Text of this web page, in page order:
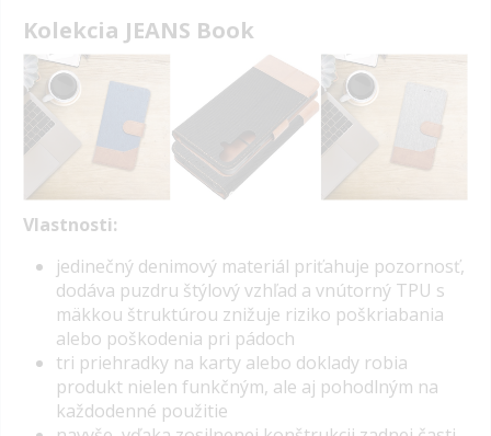
Kolekcia JEANS Book
Vlastnosti:
jedinečný denimový materiál priťahuje pozornosť,
dodáva puzdru štýlový vzhľad a vnútorný TPU s
mäkkou štruktúrou znižuje riziko poškriabania
alebo poškodenia pri pádoch
tri priehradky na karty alebo doklady robia
produkt nielen funkčným, ale aj pohodlným na
každodenné použitie